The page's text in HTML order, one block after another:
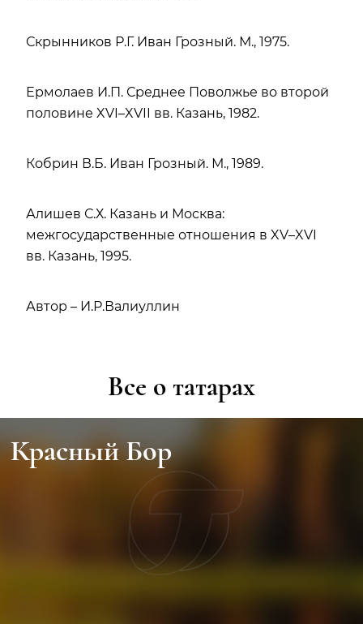
Скрынников Р.Г. Иван Грозный. М., 1975.
Ермолаев И.П. Среднее Поволжье во второй
половине XVI–XVII вв. Казань, 1982.
Кобрин В.Б. Иван Грозный. М., 1989.
Алишев С.Х. Казань и Москва:
межгосударственные отношения в XV–XVI
вв. Казань, 1995.
Автор – И.Р.Валиуллин
Все о татарах
Красный Бор